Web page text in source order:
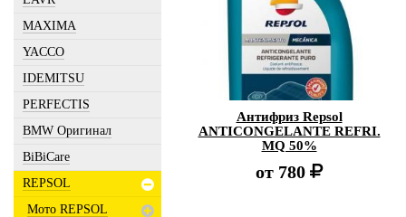
MAXIMA
YACCO
IDEMITSU
PERFECTIS
BMW Оригинал
BiBiCare
REPSOL
Мото REPSOL
Антифриз Repsol
ANTICONGELANTE REFRI.
MQ 50%
от 780